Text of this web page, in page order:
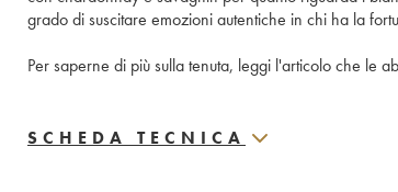
grado di suscitare emozioni autentiche in chi ha la
Per saperne di più sulla tenuta, leggi l'articolo che le
SCHEDA TECNICA